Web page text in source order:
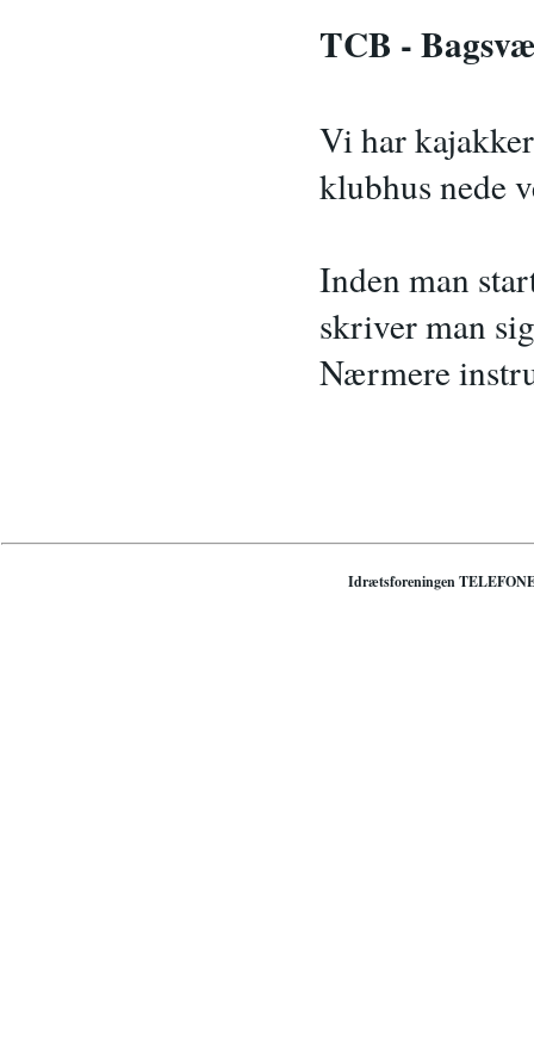
TCB -
Vi har
klubhus nede
Inden man
skriver man
Nærmere
Idrætsforeningen